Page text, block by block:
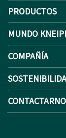
PRODUCTOS
MUNDO
COMPAÑÍA